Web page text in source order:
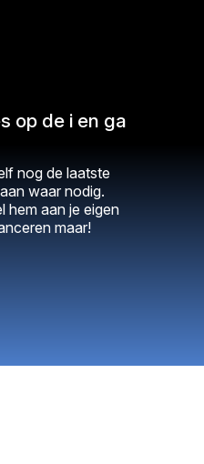
op de i en ga
nog de laatste
waar nodig.
hem aan je eigen
maar!